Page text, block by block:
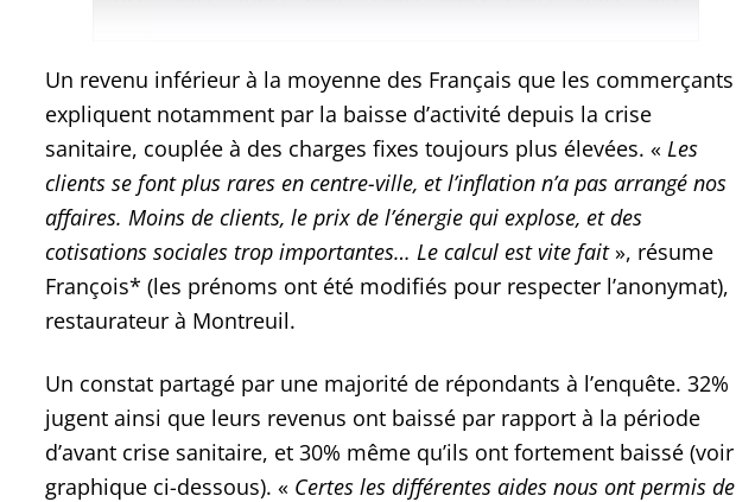
Un revenu inférieur à la moyenne des Français que les commerçants
expliquent notamment par la baisse d’activité depuis la crise
sanitaire, couplée à des charges fixes toujours plus élevées. « Les
clients se font plus rares en centre-ville, et l’inflation n’a pas arrangé nos
affaires. Moins de clients, le prix de l’énergie qui explose, et des
cotisations sociales trop importantes… Le calcul est vite fait», résume
François* (les prénoms ont été modifiés pour respecter l’anonymat),
restaurateur à Montreuil.
Un constat partagé par une majorité de répondants à l’enquête. 32%
jugent ainsi que leurs revenus ont baissé par rapport à la période
d’avant crise sanitaire, et 30% même qu’ils ont fortement baissé (voir
graphique ci-dessous). « Certes les différentes aides nous ont permis de